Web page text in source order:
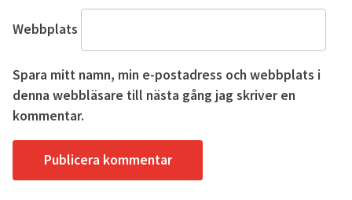
Webbplats
Spara mitt namn, min e-postadress och webbplats i
denna webbläsare till nästa gång jag skriver en
kommentar.